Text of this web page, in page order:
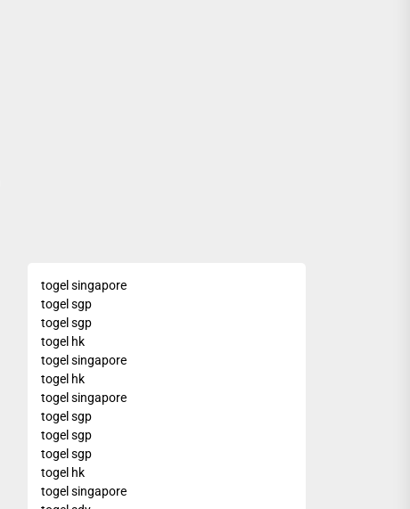
togel singapore
togel sgp
togel sgp
togel hk
togel singapore
togel hk
togel singapore
togel sgp
togel sgp
togel sgp
togel hk
togel singapore